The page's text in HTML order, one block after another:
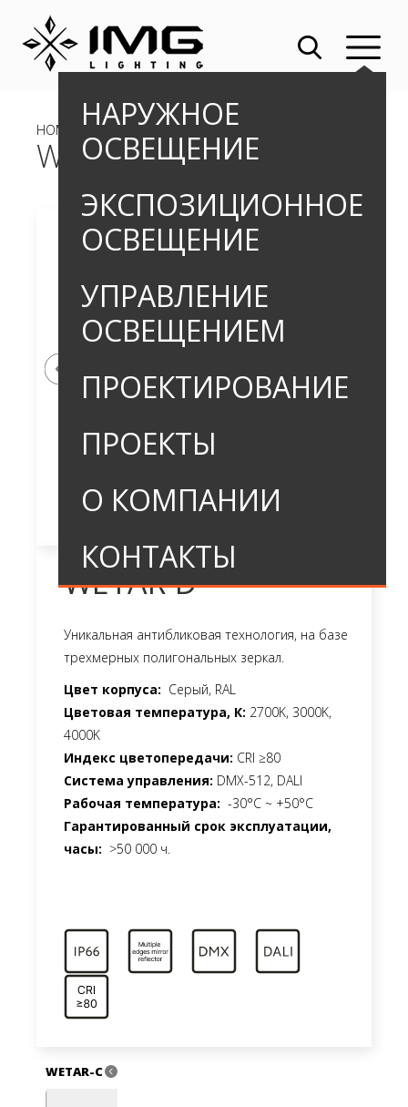
НАРУЖНОЕ
ОСВЕЩЕНИЕ
ЭКСПОЗИЦИОННОЕ
ОСВЕЩЕНИЕ
УПРАВЛЕНИЕ
ОСВЕЩЕНИЕМ
ПРОЕКТИРОВАНИЕ
ПРОЕКТЫ
О КОМПАНИИ
КОНТАКТЫ
HOME » УЛИЧНЫЕ СВЕТИЛЬНИКИ
WETAR-D
WETAR-D
Уникальная антибликовая технология, на базе
трехмерных полигональных зеркал.
Цвет корпуса: Серый, RAL
Цветовая температура, К: 2700K, 3000K,
4000K
Индекс цветопередачи: CRI ≥80
Система управления: DMX-512, DALI
Рабочая температура: -30°C ~ +50°C
Гарантированный срок эксплуатации,
часы: >50 000 ч.
WETAR-C